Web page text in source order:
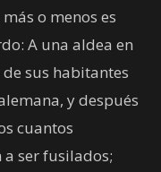
o menos es
A una aldea en
sus habitantes
y después
cuantos
ser fusilados;